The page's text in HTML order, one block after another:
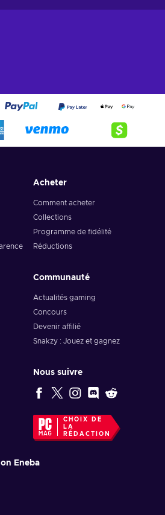
Acheter
Comment acheter
Collections
Programme de fidélité
Réductions
Communauté
Actualités gaming
Concours
Devenir affilié
Snakzy : Jouez et gagnez
Nous suivre
CHOIX DE
LA
RÉDACTION
Eneba